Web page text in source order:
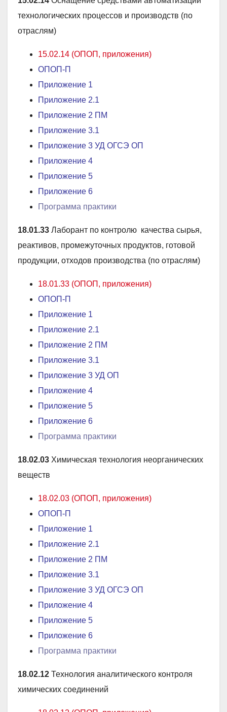
технологических процессов и производств (по
отраслям)
15.02.14 (ОПОП, приложения)
ОПОП-П
Приложение 1
Приложение 2.1
Приложение 2 ПМ
Приложение 3.1
Приложение 3 УД ОГСЭ ОП
Приложение 4
Приложение 5
Приложение 6
Программа практики
18.01.33 Лаборант по контролю качества сырья,
реактивов, промежуточных продуктов, готовой
продукции, отходов производства (по отраслям)
18.01.33 (ОПОП, приложения)
ОПОП-П
Приложение 1
Приложение 2.1
Приложение 2 ПМ
Приложение 3.1
Приложение 3 УД ОП
Приложение 4
Приложение 5
Приложение 6
Программа практики
18.02.03 Химическая технология неорганических
веществ
18.02.03 (ОПОП, приложения)
ОПОП-П
Приложение 1
Приложение 2.1
Приложение 2 ПМ
Приложение 3.1
Приложение 3 УД ОГСЭ ОП
Приложение 4
Приложение 5
Приложение 6
Программа практики
18.02.12 Технология аналитического контроля
химических соединений